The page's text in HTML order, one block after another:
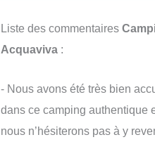
Liste des commentaires
Acquaviva :
- Nous avons été très bien
dans ce camping authentique
nous n’hésiterons pas à y